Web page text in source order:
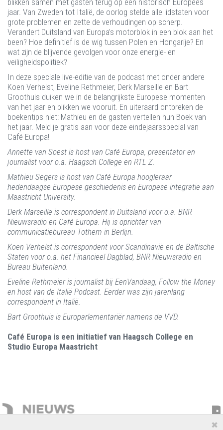
blikken samen met gasten terug op een historisch Europees
jaar. Van Zweden tot Italië, de oorlog stelde alle lidstaten voor
grote problemen en zette de verhoudingen op scherp.
Verandert Duitsland van Europa’s motorblok in een blok aan het
been? Hoe definitief is de wig tussen Polen en Hongarije? En
wat zijn de blijvende gevolgen voor onze energie- en
veiligheidspolitiek?
In deze speciale live-editie van de podcast met onder andere
Koen Verhelst, Eveline Rethmeier, Derk Marseille en Bart
Groothuis duiken we in de belangrijkste Europese momenten
van het jaar en blikken we vooruit. En uiteraard ontbreken de
boekentips niet: Mathieu en de gasten vertellen hun Boek van
het jaar. Meld je gratis aan voor deze eindejaarsspecial van
Café Europa!
Annette van Soest is host van Café Europa, presentator en
journalist voor o.a. Haagsch College en RTL Z.
Mathieu Segers is host van Café Europa hoogleraar
hedendaagse Europese geschiedenis en Europese integratie aan
Maastricht University.
Derk Marseille is correspondent in Duitsland voor o.a. BNR
Nieuwsradio en Café Europa. Hij is oprichter van
communicatiebureau Tothem in Berlijn.
Koen Verhelst is correspondent voor Scandinavië en de Baltische
Staten voor o.a. het Financieel Dagblad, BNR Nieuwsradio en
Bureau Buitenland.
Eveline Rethmeier is journalist bij EenVandaag, Follow the Money
en host van de Italië Podcast. Eerder was zijn jarenlang
correspondent in Italië.
Bart Groothuis is Europarlementariër namens de VVD.
Café Europa is een initiatief van Haagsch College en
Studio Europa Maastricht
✖